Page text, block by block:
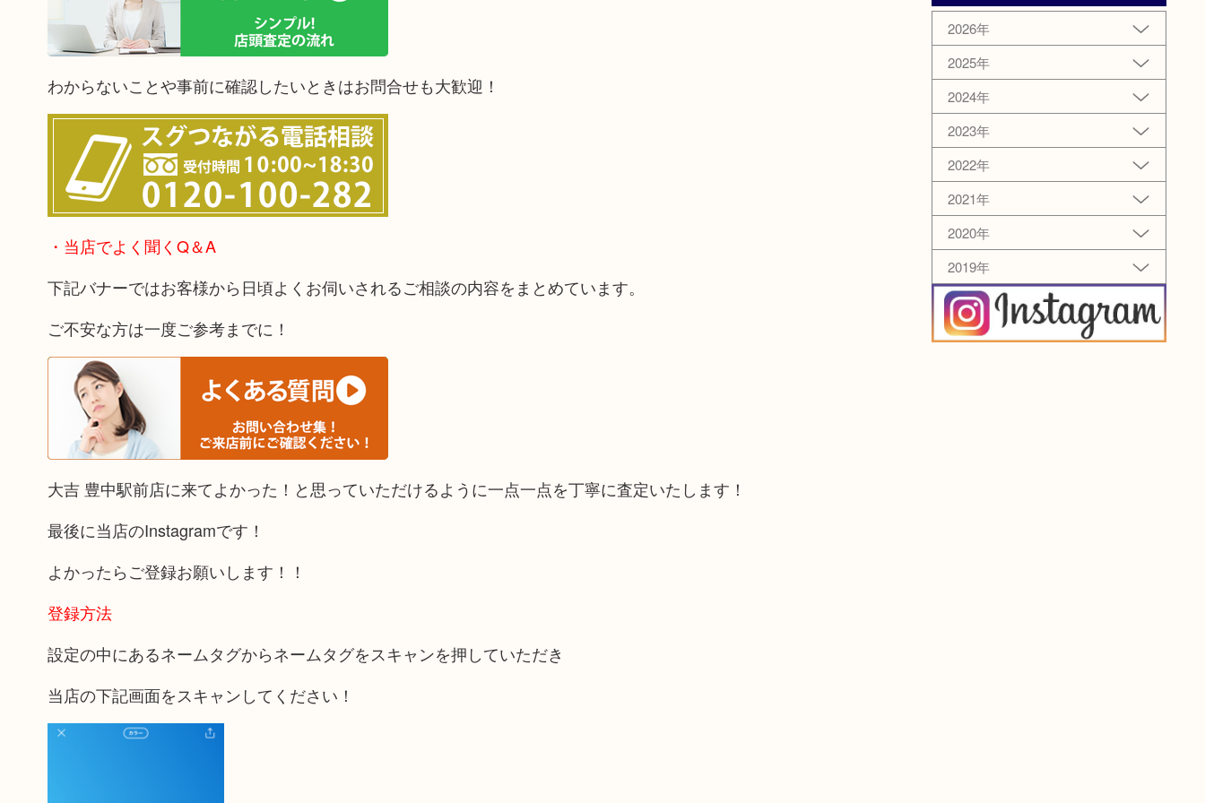
わからないことや事前に確認したいときはお問合せも大歓迎！
・当店でよく聞くQ＆A
下記バナーではお客様から日頃よくお伺いされるご相談の内容をまとめています。
ご不安な方は一度ご参考までに！
大吉 豊中駅前店に来てよかった！と思っていただけるように一点一点を丁寧に査定いたします！
最後に当店のInstagramです！
よかったらご登録お願いします！！
登録方法
設定の中にあるネームタグからネームタグをスキャンを押していただき
当店の下記画面をスキャンしてください！
2026年
2025年
2024年
2023年
2022年
2021年
2020年
2019年